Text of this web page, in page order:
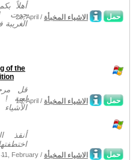
أهلاً
جرت
حمل 20, April / الاشياء المخبأة
of the
قل
حمل 13, April / الاشياء المخبأة
أنقذ
هذه اللعبة
حمل 11, February / الاشياء المخبأة